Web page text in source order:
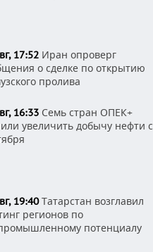
17:52 Иран опроверг
о сделке по открытию
пролива
16:33 Семь стран ОПЕК+
увеличить добычу нефти с
19:40Татарстан возглавил
регионов по
потенциалу